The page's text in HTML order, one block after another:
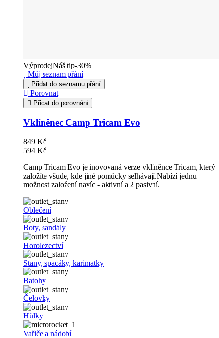
VýprodejNáš tip-30%
Můj seznam přání
Přidat do seznamu přání
Porovnat
Přidat do porovnání
Vklíněnec Camp Tricam Evo
849 Kč
594 Kč
Camp Tricam Evo je inovovaná verze vklíněnce Tricam, který
založíte všude, kde jiné pomůcky selhávají.Nabízí jednu
možnost založení navíc - aktivní a 2 pasivní.
Oblečení
Boty, sandály
Horolezectví
Stany, spacáky, karimatky
Batohy
Čelovky
Hůlky
Vařiče a nádobí